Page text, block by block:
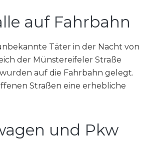
auf Fahrbahn
Täter in der Nacht von
der Münstereifeler Straße
auf die Fahrbahn gelegt.
Straßen eine erhebliche
und Pkw